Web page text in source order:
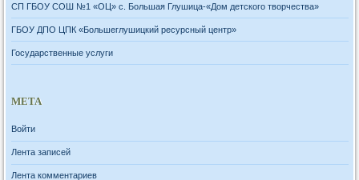
СП ГБОУ СОШ №1 «ОЦ» с. Большая Глушица-«Дом детского творчества»
ГБОУ ДПО ЦПК «Большеглушицкий ресурсный центр»
Государственные услуги
МЕТА
Войти
Лента записей
Лента комментариев